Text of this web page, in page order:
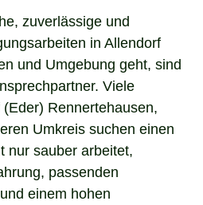
zuverlässige und
in Allendorf
und Umgebung geht, sind
Viele
Rennertehausen,
Umkreis suchen einen
nur sauber arbeitet,
passenden
einem hohen